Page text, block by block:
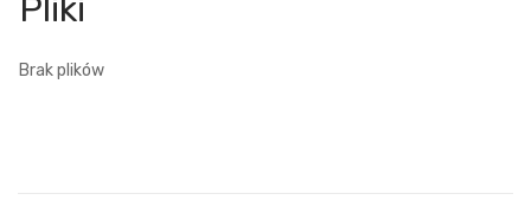
Brak plików